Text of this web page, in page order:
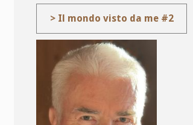
> Il mondo visto da me #2